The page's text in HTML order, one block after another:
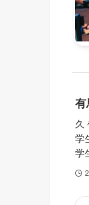
久
学
学